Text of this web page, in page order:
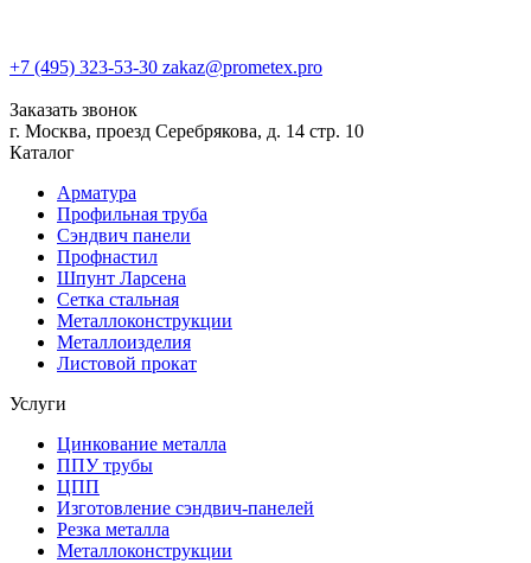
+7 (495) 323-53-30 zakaz@prometex.pro
Заказать звонок
г. Москва, проезд Серебрякова, д. 14 стр. 10
Каталог
Арматура
Профильная труба
Сэндвич панели
Профнастил
Шпунт Ларсена
Сетка стальная
Металлоконструкции
Металлоизделия
Листовой прокат
Услуги
Цинкование металла
ППУ трубы
ЦПП
Изготовление сэндвич-панелей
Резка металла
Металлоконструкции